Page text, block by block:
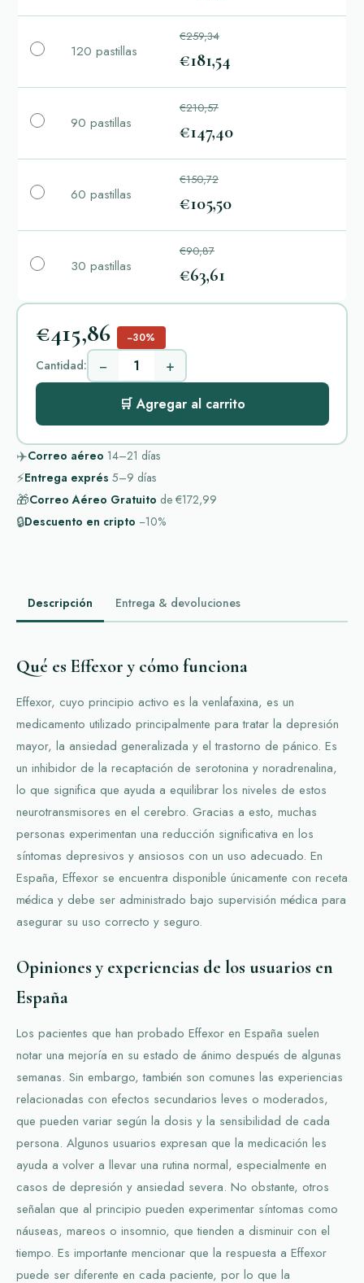
120 pastillas
€259,34
€181,54
90 pastillas
€210,57
€147,40
60 pastillas
€150,72
€105,50
30 pastillas
€90,87
€63,61
€415,86 −30%
Cantidad: − +
🛒 Agregar al carrito
✈️Correo aéreo 14–21 días
⚡Entrega exprés 5–9 días
🎁Correo Aéreo Gratuito de €172,99
🔒Descuento en cripto −10%
Descripción Entrega & devoluciones
Qué es Effexor y cómo funciona
Effexor, cuyo principio activo es la venlafaxina, es un
medicamento utilizado principalmente para tratar la depresión
mayor, la ansiedad generalizada y el trastorno de pánico. Es
un inhibidor de la recaptación de serotonina y noradrenalina,
lo que significa que ayuda a equilibrar los niveles de estos
neurotransmisores en el cerebro. Gracias a esto, muchas
personas experimentan una reducción significativa en los
síntomas depresivos y ansiosos con un uso adecuado. En
España, Effexor se encuentra disponible únicamente con receta
médica y debe ser administrado bajo supervisión médica para
asegurar su uso correcto y seguro.
Opiniones y experiencias de los usuarios en
España
Los pacientes que han probado Effexor en España suelen
notar una mejoría en su estado de ánimo después de algunas
semanas. Sin embargo, también son comunes las experiencias
relacionadas con efectos secundarios leves o moderados,
que pueden variar según la dosis y la sensibilidad de cada
persona. Algunos usuarios expresan que la medicación les
ayuda a volver a llevar una rutina normal, especialmente en
casos de depresión y ansiedad severa. No obstante, otros
señalan que al principio pueden experimentar síntomas como
náuseas, mareos o insomnio, que tienden a disminuir con el
tiempo. Es importante mencionar que la respuesta a Effexor
puede ser diferente en cada paciente, por lo que la